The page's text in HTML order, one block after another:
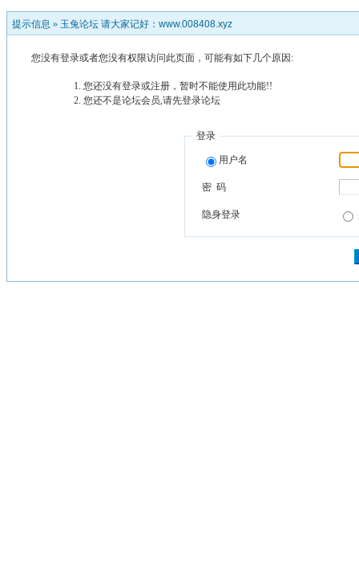
提示信息 » 玉兔论坛 请大家记好：www.008408.xyz
您没有登录或者您没有权限访问此页面，可能有如下几个原因:
您还没有登录或注册，暂时不能使用此功能!!
您还不是论坛会员,请先登录论坛
登录
用户名
密 码
隐身登录